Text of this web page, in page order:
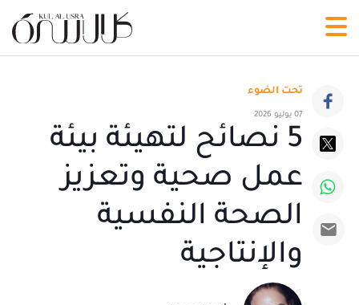
تحت الضوء
07 يوليو 2026
5 نصائح لتهيئة بيئة
عمل صحية وتعزيز
الصحة النفسية
والإنتاجية